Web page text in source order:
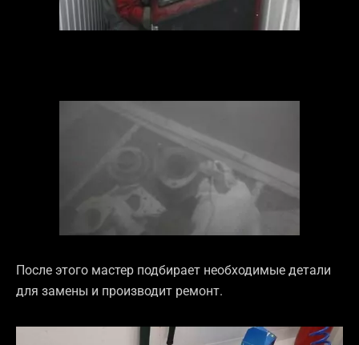
После этого мастер подбирает необходимые детали
для замены и производит ремонт.